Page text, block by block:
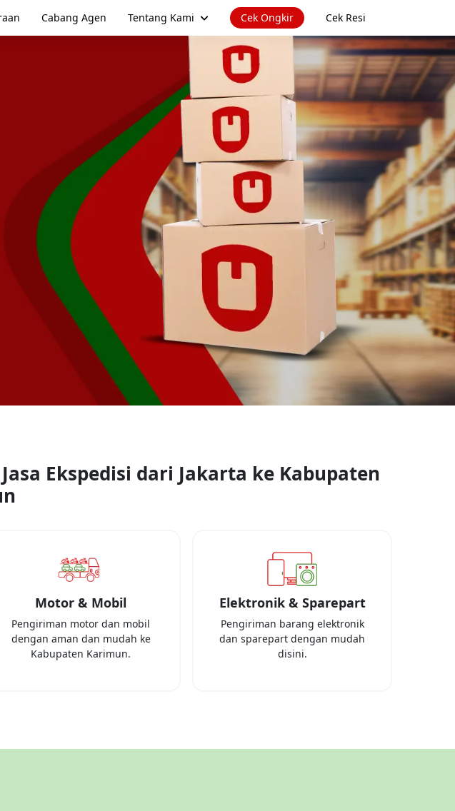
Cabang Agen Tentang Kami Cek Ongkir Cek Resi
Ekspedisi dari Jakarta ke Kabupaten
Motor & Mobil
Pengiriman motor dan mobil
dengan aman dan mudah ke
Kabupaten Karimun.
Elektronik & Sparepart
Pengiriman barang elektronik
dan sparepart dengan mudah
disini.